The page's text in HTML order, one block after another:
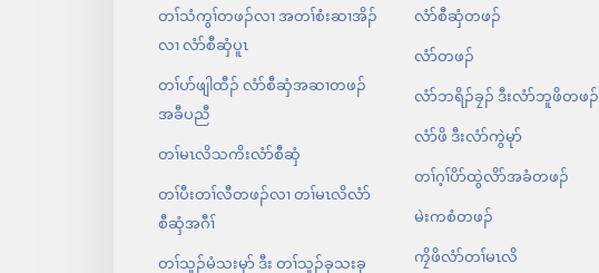
တၢ်သံကွၢ်တဖၣ်လၢ အတၢ်စံးဆၢအိၣ်
လၢ လံာ်စီဆှံပူၤ
တၢ်ပာ်ဖျါထီၣ်​ လံာ်စီဆှံအဆၢတဖၣ်​
အခီပညီ
တၢ်မၤလိသကိးလံာ်စီဆှံ
တၢ်ပီးတၢ်လီတဖၣ်လၢ တၢ်မၤလိလံာ်
စီဆှံအဂီၢ်
တၢ်သူၣ်မံသးမုာ် ဒီး တၢ်သူၣ်ခုသးခု
လံာ်စီဆှံတဖၣ်
လံာ်တဖၣ်
လံာ်ဘရိၣ်ခၠၣ် ဒီးလံာ်ဘူဖိတဖၣ်
လံာ်ဖိ ဒီးလံာ်ကွဲမုာ်
တၢ်ဂ့ၢ်ပိာ်ထွဲလိာ်အခံတဖၣ်
မဲးကစံတဖၣ်​
ကၠိဖိလံာ်တၢ်မၤလိ